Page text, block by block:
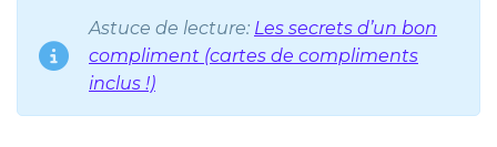
Astuce de lecture: Les secrets d’un bon
compliment (cartes de compliments
inclus !)